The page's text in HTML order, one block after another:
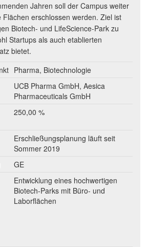
Jahren soll der Campus weiter
erschlossen werden. Ziel ist
Biotech- und LifeScience-Park zu
Startups als auch etablierten
bietet.
Pharma, Biotechnologie
UCB Pharma GmbH, Aesica
Pharmaceuticals GmbH
250,00 %
Erschließungsplanung läuft seit
Sommer 2019
GE
Entwicklung eines hochwertigen
Biotech-Parks mit Büro- und
Laborflächen